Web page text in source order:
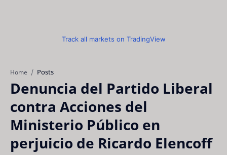
Track all markets on TradingView
Home Posts
Denuncia del Partido Liberal
contra Acciones del
Ministerio Público en
perjuicio de Ricardo Elencoff